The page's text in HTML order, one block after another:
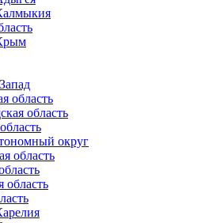
область
область
округ
область
область